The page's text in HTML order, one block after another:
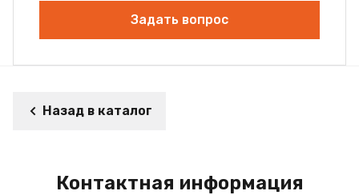
Задать вопрос
Назад в каталог
Контактная информация